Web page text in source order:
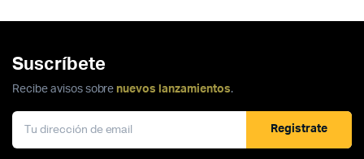
era:
es:
Suscríbete
Recibe avisos sobre nuevos lanzamientos.
Registrate